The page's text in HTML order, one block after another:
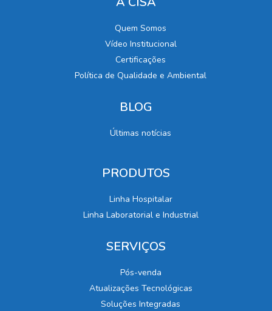
Quem Somos
Vídeo Institucional
Certificações
Política de Qualidade e Ambiental
BLOG
Últimas notícias
PRODUTOS
Linha Hospitalar
Linha Laboratorial e Industrial
SERVIÇOS
Pós-venda
Atualizações Tecnológicas
Soluções Integradas